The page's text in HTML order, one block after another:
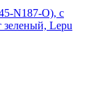
N187-O), с
зеленый, Lepu